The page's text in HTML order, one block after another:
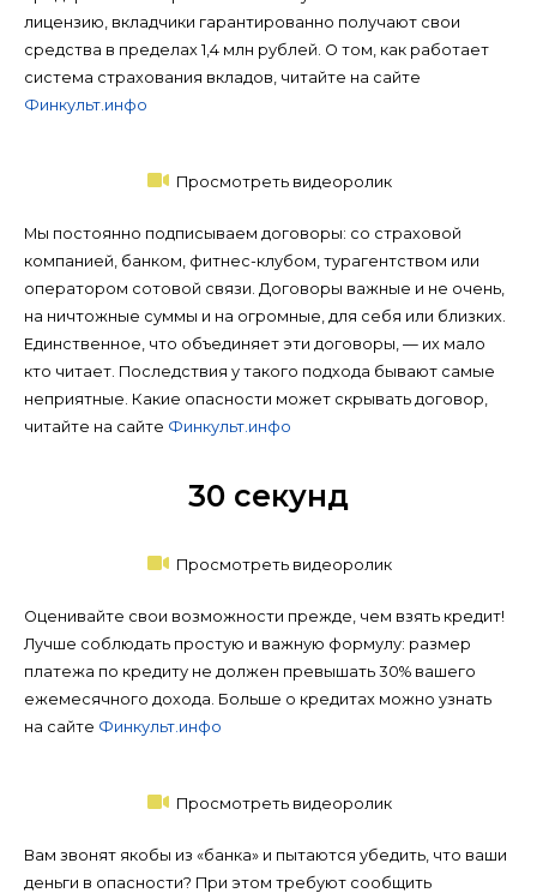
лицензию, вкладчики гарантированно получают свои
средства в пределах 1,4 млн рублей. О том, как работает
система страхования вкладов, читайте на сайте
Финкульт.инфо
Просмотреть видеоролик
Мы постоянно подписываем договоры: со страховой
компанией, банком, фитнес-клубом, турагентством или
оператором сотовой связи. Договоры важные и не очень,
на ничтожные суммы и на огромные, для себя или близких.
Единственное, что объединяет эти договоры, — их мало
кто читает. Последствия у такого подхода бывают самые
неприятные. Какие опасности может скрывать договор,
читайте на сайте Финкульт.инфо
30 секунд
Просмотреть видеоролик
Оценивайте свои возможности прежде, чем взять кредит!
Лучше соблюдать простую и важную формулу: размер
платежа по кредиту не должен превышать 30% вашего
ежемесячного дохода. Больше о кредитах можно узнать
на сайте Финкульт.инфо
Просмотреть видеоролик
Вам звонят якобы из «банка» и пытаются убедить, что ваши
деньги в опасности? При этом требуют сообщить